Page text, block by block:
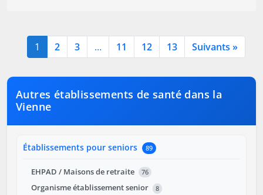
1 2 3 … 11 12 13 Suivants »
Autres établissements de santé dans la
Vienne
Établissements pour seniors 89
EHPAD / Maisons de retraite 76
Organisme établissement senior 8